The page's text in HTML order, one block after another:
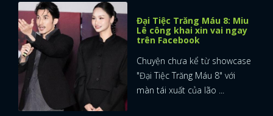
Đại Tiệc Trăng Máu 8: Miu
Lê công khai xin vai ngay
trên Facebook
Chuyện chưa kể từ showcase
"Đại Tiệc Trăng Máu 8" với
màn tái xuất của lão ...